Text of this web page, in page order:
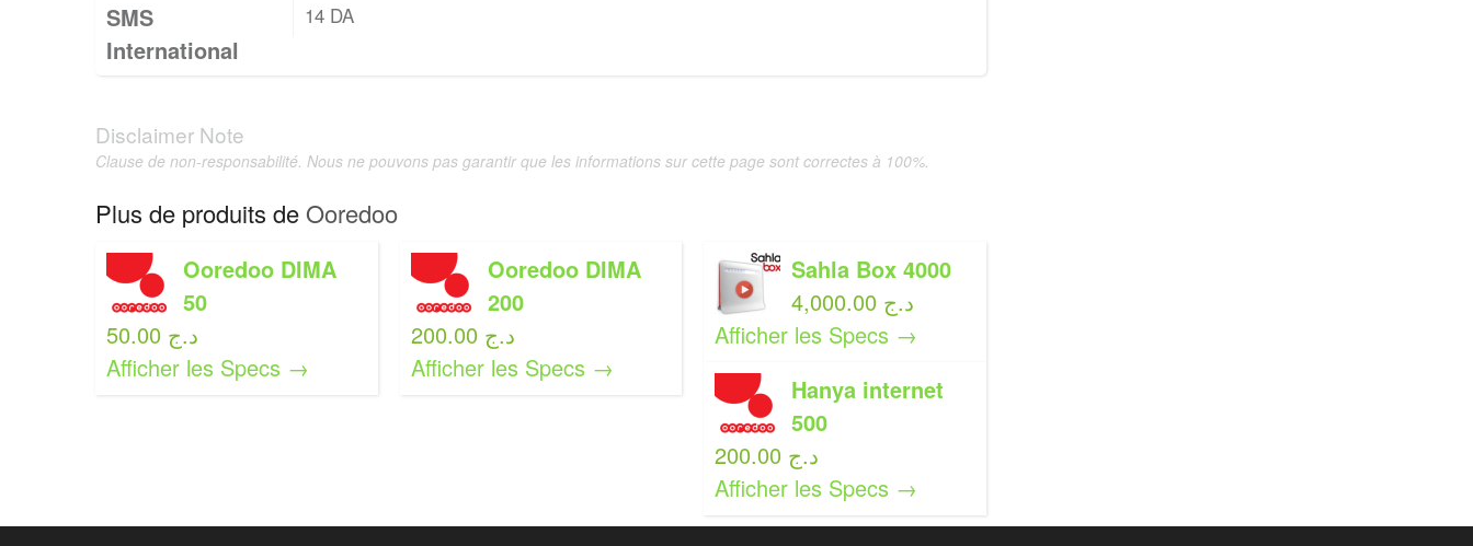
SMS
International
14 DA
Disclaimer Note
Clause de non-responsabilité. Nous ne pouvons pas garantir que les informations sur cette page sont correctes à 100%.
Plus de produits deOoredoo
Ooredoo DIMA
50
50.00 د.ج
Afficher les Specs →
Ooredoo DIMA
200
200.00 د.ج
Afficher les Specs →
Sahla Box 4000
4,000.00 د.ج
Afficher les Specs →
Hanya internet
500
200.00 د.ج
Afficher les Specs →